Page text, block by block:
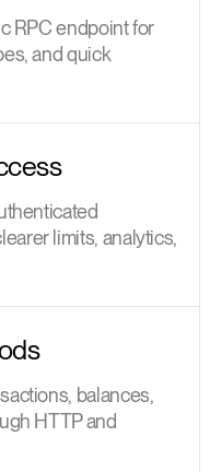
RPC endpoint for
and quick
limits, analytics,
balances,
HTTP and